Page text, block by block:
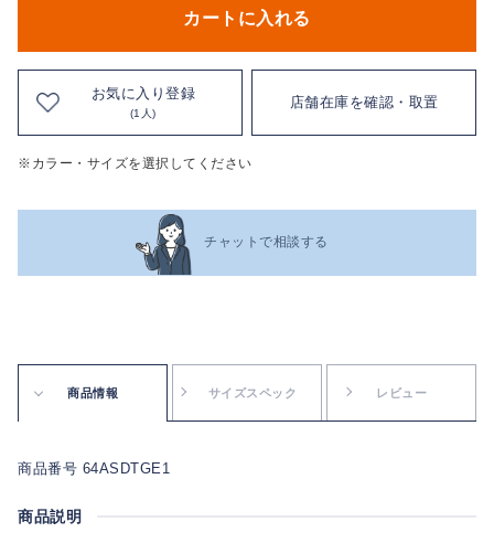
カートに入れる
お気に入り登録
(1人)
店舗在庫を確認・取置
※カラー・サイズを選択してください
チャットで相談する
商品情報 サイズスペック レビュー
商品番号 64ASDTGE1
商品説明